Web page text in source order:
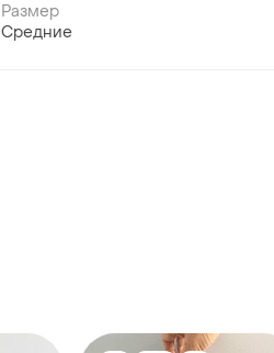
Размер
Средние